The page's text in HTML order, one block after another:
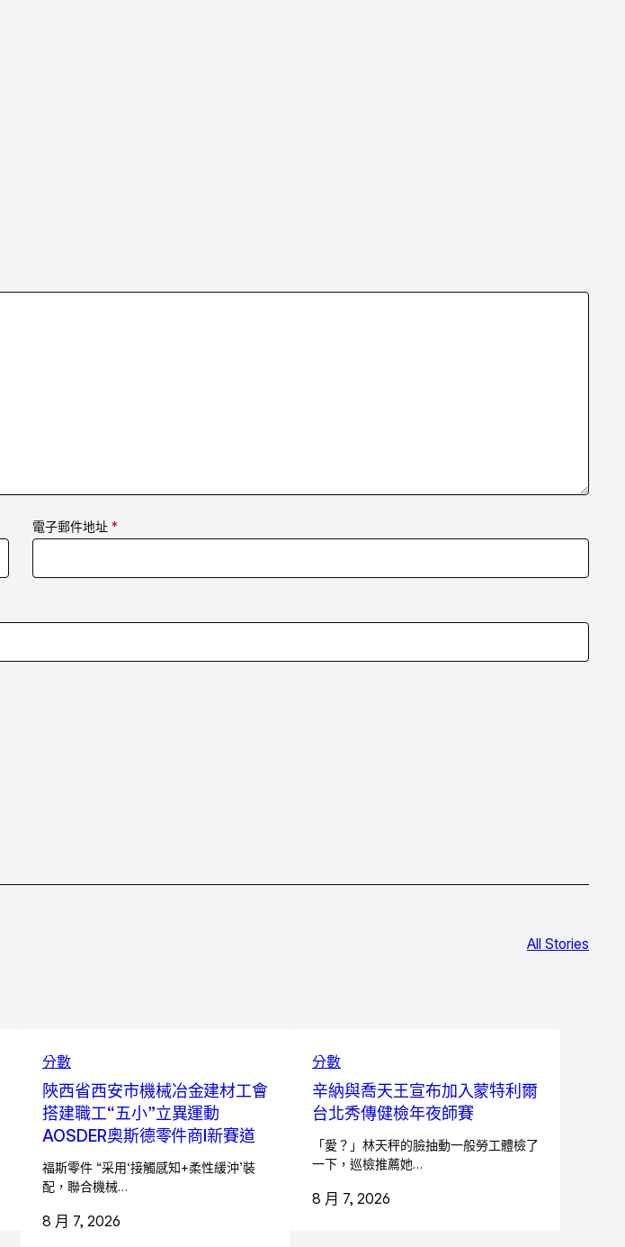
電子郵件地址 *
All Stories
分數
陜西省西安市機械冶金建材工會
搭建職工“五小”立異運動
AOSDER奧斯德零件商I新賽道
福斯零件 “采用‘接觸感知+柔性緩沖’裝
配，聯合機械…
8 月 7, 2026
分數
辛納與喬天王宣布加入蒙特利爾
台北秀傳健檢年夜師賽
「愛？」林天秤的臉抽動一般勞工體檢了
一下，巡檢推薦她…
8 月 7, 2026